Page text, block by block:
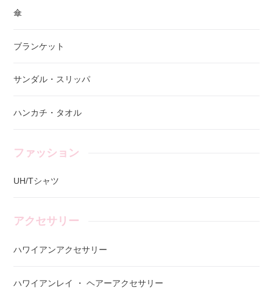
傘
ブランケット
サンダル・スリッパ
ハンカチ・タオル
ファッション
UH/Tシャツ
アクセサリー
ハワイアンアクセサリー
ハワイアンレイ ・ ヘアーアクセサリー